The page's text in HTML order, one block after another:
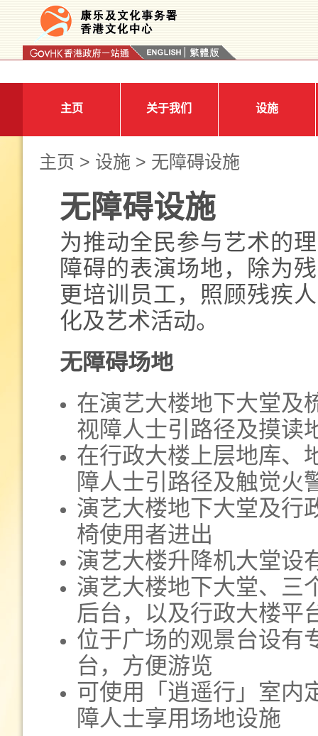
主页 关于我们 设施
主页 > 设施 > 无障碍设施
无障碍设施
为推动全民参与艺术的
障碍的表演场地，除为
更培训员工，照顾残疾
化及艺术活动。
无障碍场地
在演艺大楼地下大堂及
视障人士引路径及摸读
在行政大楼上层地库、
障人士引路径及触觉火
演艺大楼地下大堂及行
椅使用者进出
演艺大楼升降机大堂设
演艺大楼地下大堂、三
后台，以及行政大楼平
位于广场的观景台设有
台，方便游览
可使用「逍遥行」室内
障人士享用场地设施